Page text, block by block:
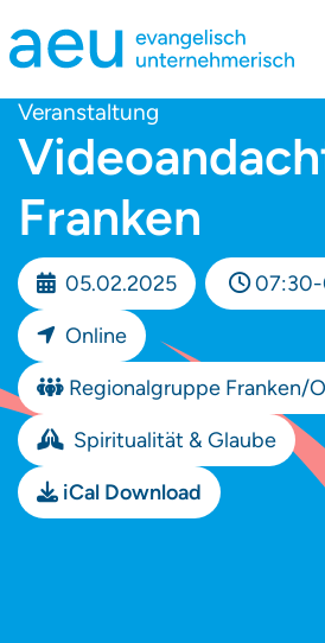
Veranstaltung
Franken
05.02.2025
Online
Regionalgruppe Franken/
Spiritualität & Glaube
iCal Download